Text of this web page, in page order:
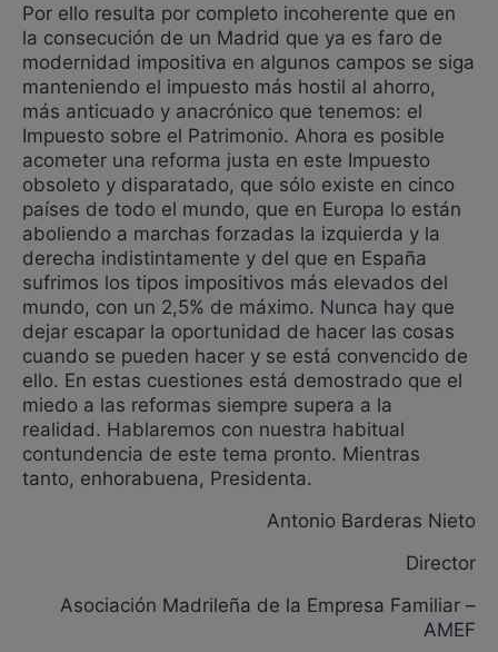
Por ello resulta por completo incoherente que en
la consecución de un Madrid que ya es faro de
modernidad impositiva en algunos campos se siga
manteniendo el impuesto más hostil al ahorro,
más anticuado y anacrónico que tenemos: el
Impuesto sobre el Patrimonio. Ahora es posible
acometer una reforma justa en este Impuesto
obsoleto y disparatado, que sólo existe en cinco
países de todo el mundo, que en Europa lo están
aboliendo a marchas forzadas la izquierda y la
derecha indistintamente y del que en España
sufrimos los tipos impositivos más elevados del
mundo, con un 2,5% de máximo. Nunca hay que
dejar escapar la oportunidad de hacer las cosas
cuando se pueden hacer y se está convencido de
ello. En estas cuestiones está demostrado que el
miedo a las reformas siempre supera a la
realidad. Hablaremos con nuestra habitual
contundencia de este tema pronto. Mientras
tanto, enhorabuena, Presidenta.
Antonio Barderas Nieto
Director
Asociación Madrileña de la Empresa Familiar –
AMEF